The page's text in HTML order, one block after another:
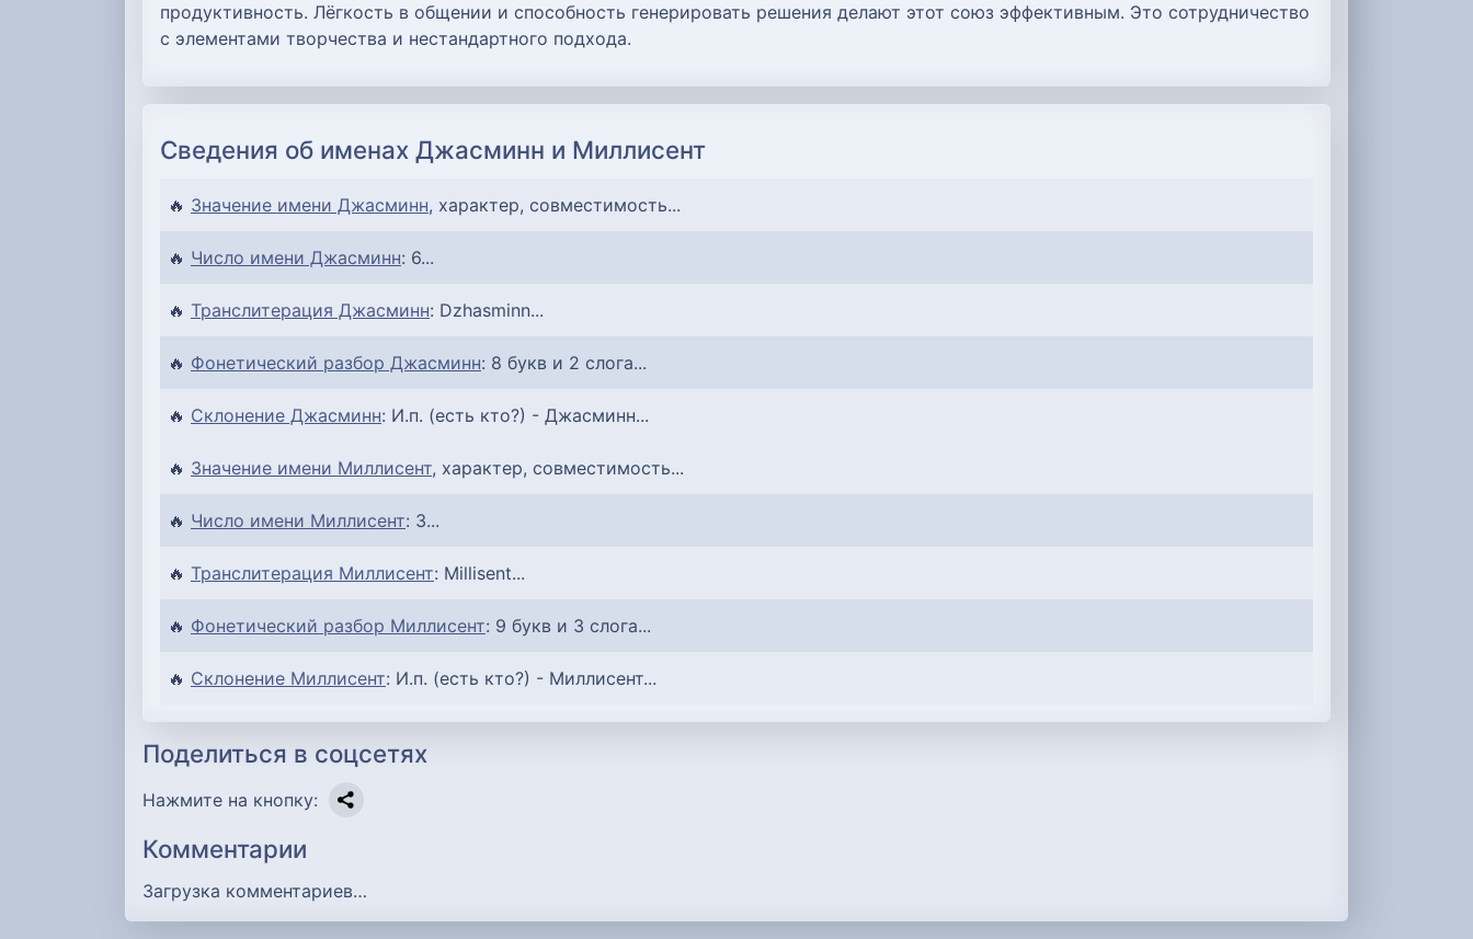
продуктивность. Лёгкость в общении и способность генерировать решения делают этот союз эффективным. Это сотрудничество
с элементами творчества и нестандартного подхода.
Сведения об именах Джасминн и Миллисент
🔥 Значение имени Джасминн, характер, совместимость...
🔥 Число имени Джасминн: 6...
🔥 Транслитерация Джасминн: Dzhasminn...
🔥 Фонетический разбор Джасминн: 8 букв и 2 слога...
🔥 Склонение Джасминн: И.п. (есть кто?) - Джасминн...
🔥 Значение имени Миллисент, характер, совместимость...
🔥 Число имени Миллисент: 3...
🔥 Транслитерация Миллисент: Millisent...
🔥 Фонетический разбор Миллисент: 9 букв и 3 слога...
🔥 Склонение Миллисент: И.п. (есть кто?) - Миллисент...
Поделиться в соцсетях
Нажмите на кнопку:
Комментарии
Загрузка комментариев…